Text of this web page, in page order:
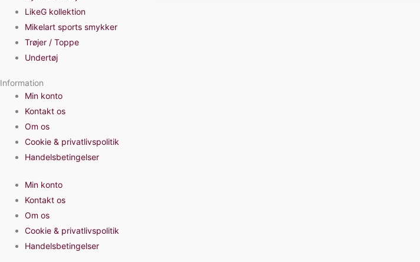
LikeG kollektion
Mikelart sports smykker
Trøjer / Toppe
Undertøj
Information
Min konto
Kontakt os
Om os
Cookie & privatlivspolitik
Handelsbetingelser
Min konto
Kontakt os
Om os
Cookie & privatlivspolitik
Handelsbetingelser